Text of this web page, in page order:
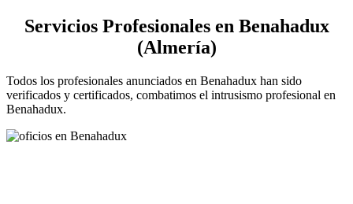
Servicios Profesionales en Benahadux
(Almería)
Todos los profesionales anunciados en Benahadux han sido
verificados y certificados, combatimos el intrusismo profesional en
Benahadux.